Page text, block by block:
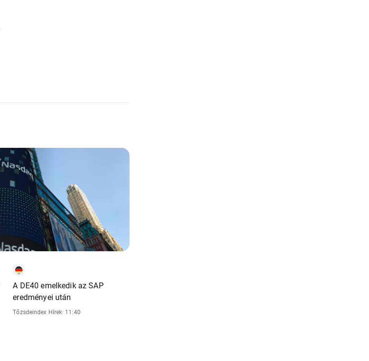
A DE40 emelkedik az SAP
eredményei után
Tőzsdeindex Hírek· 11:40